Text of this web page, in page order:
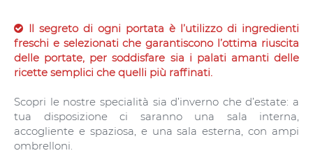
Il segreto di ogni portata è l’utilizzo di ingredienti
freschi e selezionati che garantiscono l’ottima riuscita
delle portate, per soddisfare sia i palati amanti delle
ricette semplici che quelli più raffinati.
Scopri le nostre specialità sia d’inverno che d’estate: a
tua disposizione ci saranno una sala interna,
accogliente e spaziosa, e una sala esterna, con ampi
ombrelloni.